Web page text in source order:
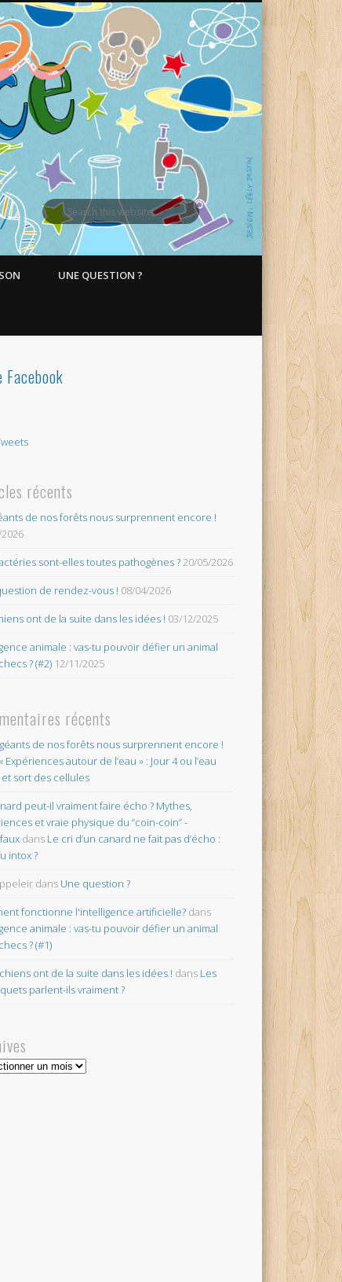
UNE QUESTION ?
Facebook
récents
de nos forêts nous surprennent encore !
sont-elles toutes pathogènes ?20/05/2026
de rendez-vous ! 08/04/2026
ont de la suite dans les idées ! 03/12/2025
animale : vas-tu pouvoir défier un animal
? (#2) 12/11/2025
récents
de nos forêts nous surprennent encore !
« Expériences autour de l’eau » : Jour 4 ou l’eau
sort des cellules
peut-il vraiment faire écho ? Mythes,
et vraie physique du “coin-coin” -
dans Le cri d’un canard ne fait pas d’écho :
intox ?
dans Une question ?
fonctionne l'intelligence artificielle? dans
animale : vas-tu pouvoir défier un animal
? (#1)
ont de la suite dans les idées ! dans Les
parlent-ils vraiment ?